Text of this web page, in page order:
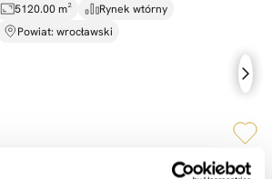
5120.00 m²
Rynek wtórny
Powiat: wrocławski